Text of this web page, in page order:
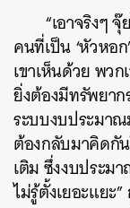
“เอาจริงๆ
คนที่เป็น ‘หัวหอ
เขาเห็นด้วย พว
ยิ่งต้องมีทรัพยา
ระบบงบประมา
ต้องกลับมาคิดกัน
เติม ซึ่งงบประม
ไม่รู้ตั้งเยอะแยะ